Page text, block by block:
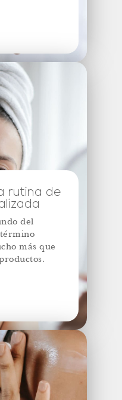
rutina de
del
más que